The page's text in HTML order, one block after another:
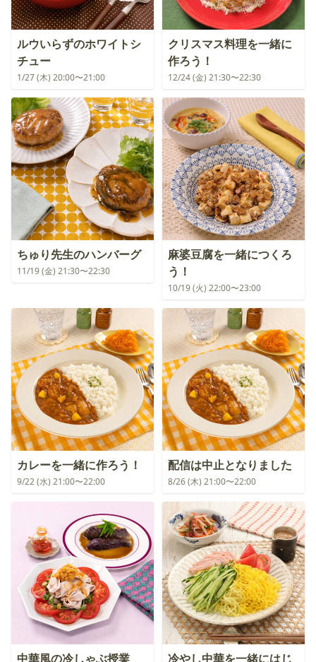
ルウいらずのホワイトシ
チュー
1/27 (木) 20:00〜21:00
クリスマス料理を一緒に
作ろう！
12/24 (金) 21:30〜22:30
ちゅり先生のハンバーグ
11/19 (金) 21:30〜22:30
麻婆豆腐を一緒につくろ
う！
10/19 (火) 22:00〜23:00
カレーを一緒に作ろう！
9/22 (水) 21:00〜22:00
配信は中止となりました
8/26 (木) 21:00〜22:00
中華風の冷しゃぶ授業
冷やし中華を一緒にはじ